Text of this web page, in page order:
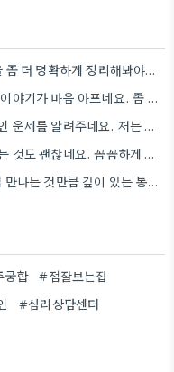
묵묵히 걷는 길처럼, 제가 가진 가치관을 좀 더 명확하게 정리해봐야겠어요.
이직 운이 좋은데 준비 없이 퇴사했다는 이야기가 마음 아프네요. 좀 더 신중하게 상황을 판단해야 할…
포스텔러 같은 앱은 정말 빠르게 기본적인 운세를 알려주네요. 저는 운세 보는 것보다, 앞으로의 계획을 세울…
포스텔러 같은 앱으로 간단하게 운세 보는 것도 괜찮네요. 꼼꼼하게 분석하기 전에 먼저 방향 잡기가 좋겠어요.
전화 상담이 편하다는 점 인정해요. 직접 만나는 것만큼 깊이 있는 통찰력을 얻기는 어려울 것 같아요.
합
#점잘보는집
#심리상담센터